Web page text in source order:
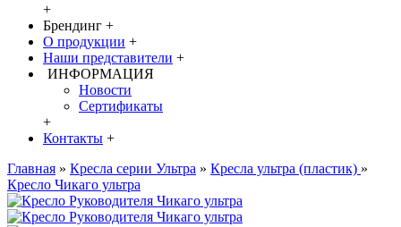
+
Брендинг +
О продукции +
Наши представители +
ИНФОРМАЦИЯ
Новости
Сертификаты
+
Контакты +
Главная » Кресла серии Ультра » Кресла ультра (пластик) »
Кресло Чикаго ультра